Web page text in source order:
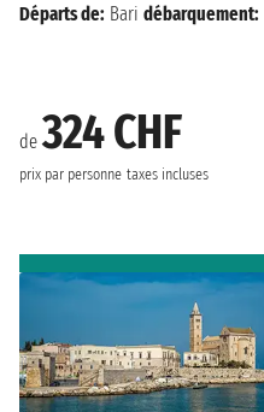
de324 CHF
prix par personne taxes incluses
Départs de: Bari débarquement: